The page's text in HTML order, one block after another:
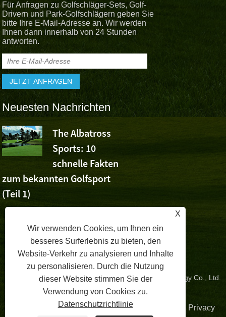
Für Anfragen zu Golfschläger-Sets, Golf-
Drivern und Park-Golfschlägern geben Sie
bitte Ihre E-Mail-Adresse an. Wir werden
Ihnen dann innerhalb von 24 Stunden
antworten.
Neuesten Nachrichten
The Albatross
Sports: 10
schnelle Fakten
zum bekannten Golfsport
(Teil 1)
Copyright © 2024 Zhangzhou Albatross Sports Technology Co., Ltd.
Alle Rechte vorbehalten.
Verknüpfungen|Sitemap|RSS Privacy
X
Wir verwenden Cookies, um Ihnen ein
besseres Surferlebnis zu bieten, den
Website-Verkehr zu analysieren und Inhalte
zu personalisieren. Durch die Nutzung
dieser Website stimmen Sie der
Verwendung von Cookies zu.
Datenschutzrichtlinie